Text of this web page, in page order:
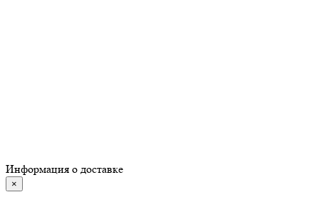
Информация о доставке
×